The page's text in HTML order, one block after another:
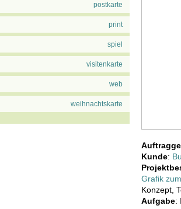
postkarte
print
spiel
visitenkarte
web
weihnachtskarte
Kunde:
Grafik
Konzept,
Aufgabe: